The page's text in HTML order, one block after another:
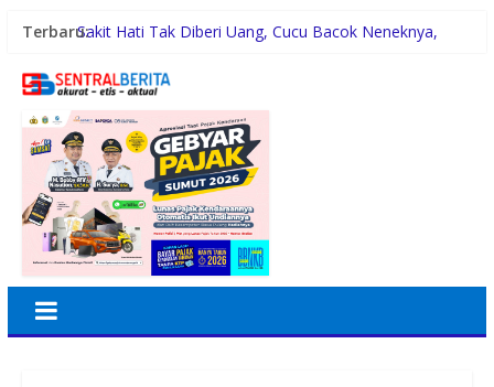
Terbaru:Sakit Hati Tak Diberi Uang, Cucu Bacok Neneknya,
Malam Minggu Bersama Warga Medan Tembung, Rico
Dayang Nan Tujuh Menggetarkan Gedung Kesenian
Jakarta
PTPN Group melalui PTPN IV Regional VII Dukung
Peningkatan Kompetensi Aparatur Perkebunan Lewat
Pelatihan Avenza Maps di Way Kanan
42 Wartawan Berlaga di Turnamen Catur GRIB Jaya
Labuhanbatu